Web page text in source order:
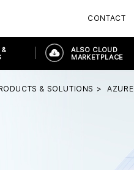
CONTACT
&
ALSO CLOUD
MARKETPLACE
& SOLUTIONS AZURE